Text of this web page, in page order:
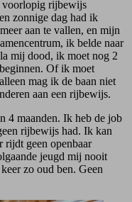
voorlopig rijbewijs
zonnige dag had ik
aan te vallen, en mijn
ik belde naar
mij dood, ik moet nog 2
Of ik moet
mag ik de baan niet
aan een rijbewijs.
4 maanden. Ik heb de job
rijbewijs had. Ik kan
rijdt geen openbaar
jeugd mij nooit
zo oud ben. Geen